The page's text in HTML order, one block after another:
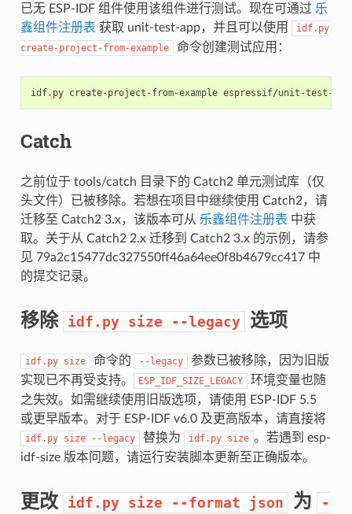
已无 ESP-IDF 组件使用该组件进行测试。现在可通过 乐
鑫组件注册表 获取 unit-test-app，并且可以使用
idf.py
create-project-from-example
命令创建测试应用：
idf.py create-project-from-example
Catch
之前位于 tools/catch 目录下的 Catch2 单元测试库（仅
头文件）已被移除。若想在项目中继续使用 Catch2，请
迁移至 Catch2 3.x，该版本可从 乐鑫组件注册表 中获
取。关于从 Catch2 2.x 迁移到 Catch2 3.x 的示例，请参
见 79a2c15477dc327550ff46a64ee0f8b4679cc417 中
的提交记录。
移除 idf.py size --legacy 选项
idf.py size 命令的 --legacy
参数已被移除，因为旧版
实现已不再受支持。
ESP_IDF_SIZE_LEGACY
环境变量也随
之失效。如需继续使用旧版选项，请使用 ESP-IDF 5.5
或更早版本。对于 ESP-IDF v6.0 及更高版本，请直接将
idf.py size --legacy 替换为 idf.py size 。若遇到 esp-
idf-size 版本问题，请运行安装脚本更新至正确版本。
更改 idf.py size --format json 为
-